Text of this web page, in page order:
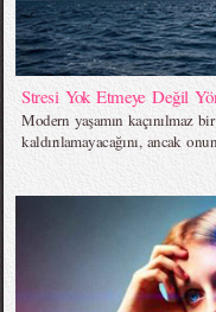
Stresi Yok Etmeye Değil
Modern yaşamın kaçınılmaz
kaldırılamayacağını, ancak